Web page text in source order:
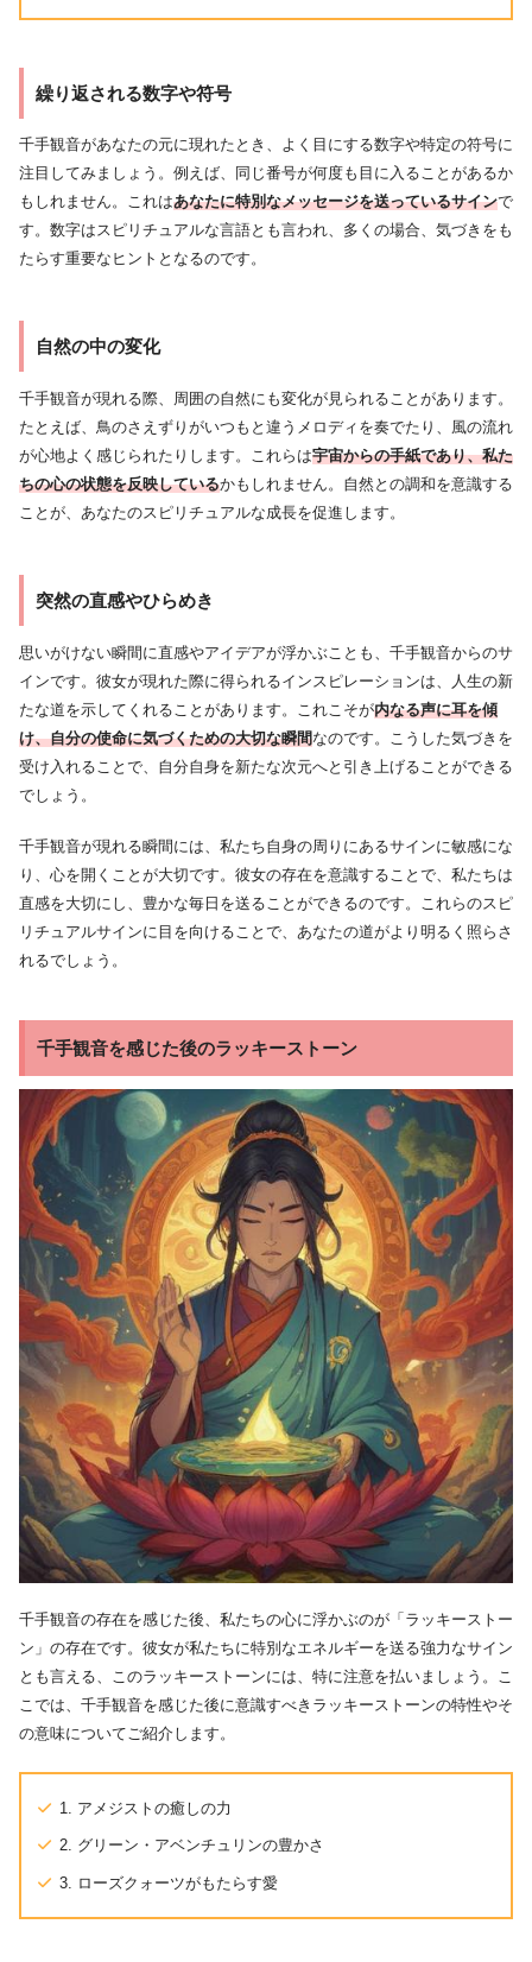
繰り返される数字や符号
千手観音があなたの元に現れたとき、よく目にする数字や特定の符号に
注目してみましょう。例えば、同じ番号が何度も目に入ることがあるか
もしれません。これはあなたに特別なメッセージを送っているサインで
す。数字はスピリチュアルな言語とも言われ、多くの場合、気づきをも
たらす重要なヒントとなるのです。
自然の中の変化
千手観音が現れる際、周囲の自然にも変化が見られることがあります。
たとえば、鳥のさえずりがいつもと違うメロディを奏でたり、風の流れ
が心地よく感じられたりします。これらは宇宙からの手紙であり、私た
ちの心の状態を反映しているかもしれません。自然との調和を意識する
ことが、あなたのスピリチュアルな成長を促進します。
突然の直感やひらめき
思いがけない瞬間に直感やアイデアが浮かぶことも、千手観音からのサ
インです。彼女が現れた際に得られるインスピレーションは、人生の新
たな道を示してくれることがあります。これこそが内なる声に耳を傾
け、自分の使命に気づくための大切な瞬間 なのです。こうした気づきを
受け入れることで、自分自身を新たな次元へと引き上げることができる
でしょう。
千手観音が現れる瞬間には、私たち自身の周りにあるサインに敏感にな
り、心を開くことが大切です。彼女の存在を意識することで、私たちは
直感を大切にし、豊かな毎日を送ることができるのです。これらのスピ
リチュアルサインに目を向けることで、あなたの道がより明るく照らさ
れるでしょう。
千手観音を感じた後のラッキーストーン
千手観音の存在を感じた後、私たちの心に浮かぶのが「ラッキーストー
ン」の存在です。彼女が私たちに特別なエネルギーを送る強力なサイン
とも言える、このラッキーストーンには、特に注意を払いましょう。こ
こでは、千手観音を感じた後に意識すべきラッキーストーンの特性やそ
の意味についてご紹介します。
1. アメジストの癒しの力
2. グリーン・アベンチュリンの豊かさ
3. ローズクォーツがもたらす愛